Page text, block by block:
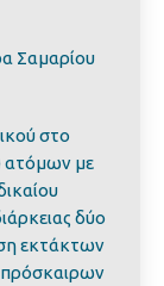
Σαμαρίoυ
στο
με
δύο
εκτάκτων
πρόσκαιρων